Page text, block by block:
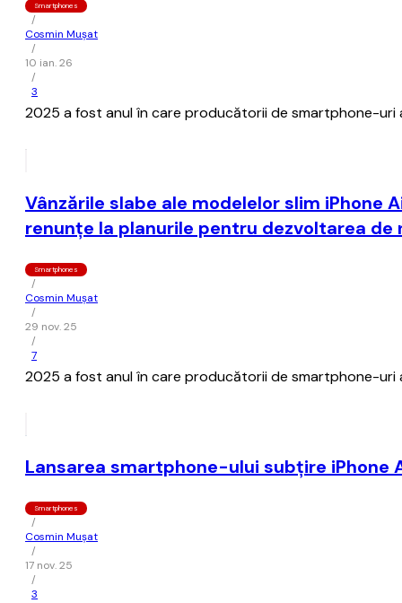
Smartphones
/
Cosmin Mușat
/
10 ian. 26
/
3
2025 a fost anul în care producătorii de smartphone-uri
Vânzările slabe ale modelelor slim iPhone
renunţe la planurile pentru dezvoltarea
Smartphones
/
Cosmin Mușat
/
29 nov. 25
/
7
2025 a fost anul în care producătorii de smartphone-uri
Lansarea smartphone-ului subţire iPhone
Smartphones
/
Cosmin Mușat
/
17 nov. 25
/
3